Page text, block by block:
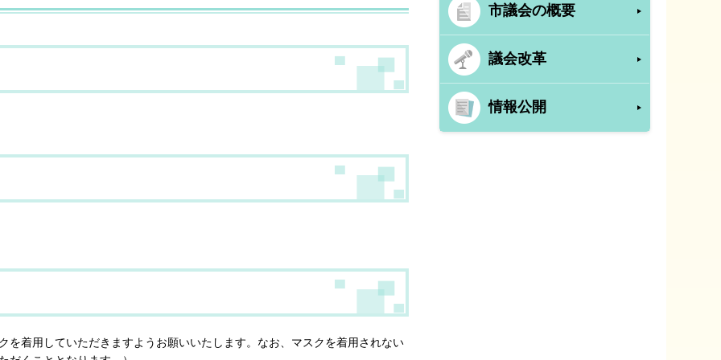
着用していただきますようお願いいたします。なお、マスクを着用されない
市議会の概要
議会改革
情報公開